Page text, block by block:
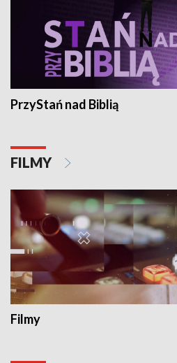
PrzyStań nad Biblią
FILMY
Filmy